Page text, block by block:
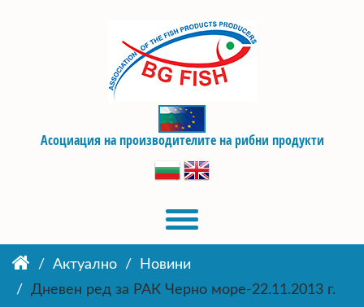
Асоциация на производителите на рибни продукти
Актуално
Новини
Дневен ред за РАК Черно море-22.11.2013 г.